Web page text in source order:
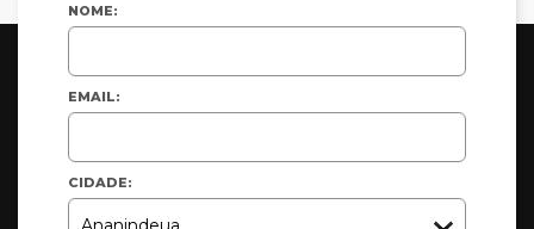
NOME:
EMAIL:
CIDADE: